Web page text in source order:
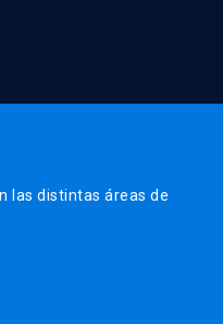
las distintas áreas de